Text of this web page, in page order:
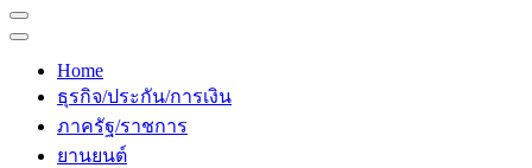
Home
ธุรกิจ/ประกัน/การเงิน
ภาครัฐ/ราชการ
ยานยนต์